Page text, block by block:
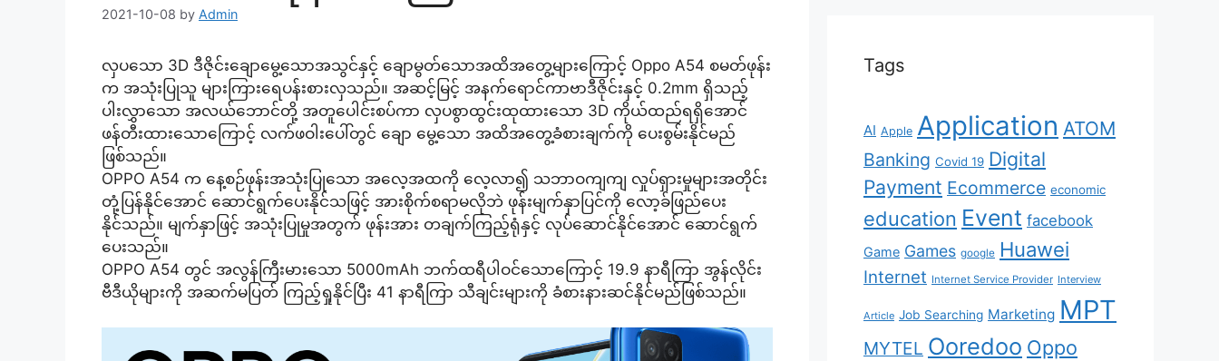
2021-10-08 by Admin
လှပသော 3D ဒီဇိုင်းချောမွေ့သောအသွင်နှင့် ချောမွတ်သောအထိအတွေ့များကြောင့် Oppo A54 စမတ်ဖုန်း
က အသုံးပြုသူ များကြားရေပန်းစားလှသည်။ အဆင့်မြင့် အနက်ရောင်ကာဗာဒီဇိုင်းနှင့် 0.2mm ရှိသည့်
ပါးလွှာသော အလယ်ဘောင်တို့ အတူပေါင်းစပ်ကာ လှပစွာထွင်းထုထားသော 3D ကိုယ်ထည်ရရှိအောင်
ဖန်တီးထားသောကြောင့် လက်ဖဝါးပေါ်တွင် ချော မွေ့သော အထိအတွေ့ခံစားချက်ကို ပေးစွမ်းနိုင်မည်
ဖြစ်သည်။
OPPO A54 က နေ့စဉ်ဖုန်းအသုံးပြုသော အလေ့အထကို လေ့လာ၍ သဘာဝကျကျ လှုပ်ရှားမှုများအတိုင်း
တုံ့ပြန်နိုင်အောင် ဆောင်ရွက်ပေးနိုင်သဖြင့် အားစိုက်စရာမလိုဘဲ ဖုန်းမျက်နှာပြင်ကို လော့ခ်ဖြည်ပေး
နိုင်သည်။ မျက်နှာဖြင့် အသုံးပြုမှုအတွက် ဖုန်းအား တချက်ကြည့်ရုံနှင့် လုပ်ဆောင်နိုင်အောင် ဆောင်ရွက်
ပေးသည်။
OPPO A54 တွင် အလွန်ကြီးမားသော 5000mAh ဘက်ထရီပါဝင်သောကြောင့် 19.9 နာရီကြာ အွန်လိုင်း
ဗီဒီယိုများကို အဆက်မပြတ် ကြည့်ရှုနိုင်ပြီး 41 နာရီကြာ သီချင်းများကို ခံစားနားဆင်နိုင်မည်ဖြစ်သည်။
Tags
AI Apple Application ATOM
Banking Covid 19 Digital
Payment Ecommerce economic
education Event facebook
Game Games google Huawei
Internet Internet Service Provider Interview
Article Job Searching Marketing MPT
MYTEL Ooredoo Oppo